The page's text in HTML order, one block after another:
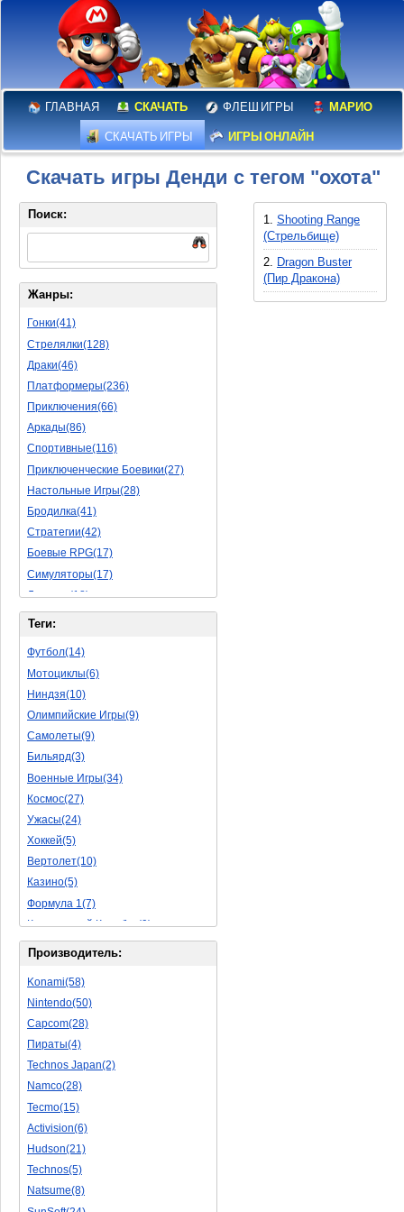
ГЛАВНАЯ СКАЧАТЬ ФЛЕШ ИГРЫ МАРИО
СКАЧАТЬ ИГРЫ ИГРЫ ОНЛАЙН
Скачать игры Денди с тегом "охота"
1.Shooting Range
(Стрельбище)
2.
Dragon Buster
(Пир Дракона)
Поиск:
Жанры:
Гонки(41)
Стрелялки(128)
Драки(46)
Платформеры(236)
Приключения(66)
Аркады(86)
Спортивные(116)
Приключенческие Боевики(27)
Настольные Игры(28)
Бродилка(41)
Стратегии(42)
Боевые RPG(17)
Симуляторы(17)
Леталки(18)
Симуляторы Жизни(40)
Логические Игры(18)
Азартные(15)
Ролевые Игры(62)
Боевик(8)
Головоломка(5)
Rpg(3)
Пошаговые Игры(15)
Пазлы(56)
Исторические(16)
Обучающие(5)
Теги:
Футбол(14)
Мотоциклы(6)
Ниндзя(10)
Олимпийские Игры(9)
Самолеты(9)
Бильярд(3)
Военные Игры(34)
Космос(27)
Ужасы(24)
Хоккей(5)
Вертолет(10)
Казино(5)
Формула 1(7)
Космический Корабль(9)
Баскетбол(10)
Мультфильм(20)
Роботы(15)
Дебильные(1)
2D(164)
На Русском Языке(11)
Бокс(6)
Карате(11)
Избей Их Всех(22)
Мотокросс(4)
Реслинг(10)
Подводная Лодка(2)
Производитель:
Konami(58)
Nintendo(50)
Capcom(28)
Пираты(4)
Technos Japan(2)
Namco(28)
Tecmo(15)
Activision(6)
Hudson(21)
Technos(5)
Natsume(8)